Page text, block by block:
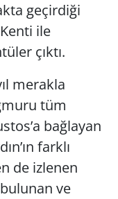
geçirdiği
ile
çıktı.
merakla
tüm
bağlayan
farklı
de izlenen
ve